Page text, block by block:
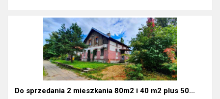
Do sprzedania 2 mieszkania 80m2 i 40 m2 plus 50...